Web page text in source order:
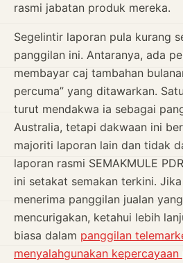
rasmi jabatan produk mereka.
Segelintir laporan pula kurang
panggilan ini. Antaranya, ada
membayar caj tambahan
percuma” yang ditawarkan.
turut mendakwa ia sebagai
Australia, tetapi dakwaan ini
majoriti laporan lain dan tidak
laporan rasmi SEMAKMULE
ini setakat semakan terkini.
menerima panggilan jualan
mencurigakan, ketahui lebih
biasa dalam panggilan
menyalahgunakan